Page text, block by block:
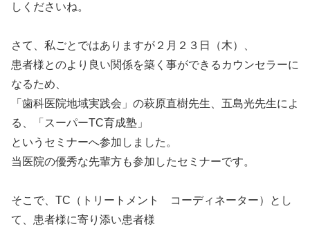
しくださいね。
さて、私ごとではありますが２月２３日（木）、
患者様とのより良い関係を築く事ができるカウンセラーに
なるため、
「歯科医院地域実践会」の萩原直樹先生、五島光先生によ
る、「スーパーTC育成塾」
というセミナーへ参加しました。
当医院の優秀な先輩方も参加したセミナーです。
そこで、TC（トリートメント コーディネーター）とし
て、患者様に寄り添い患者様